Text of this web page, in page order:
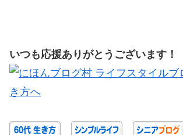
いつも応援ありがとうございます！